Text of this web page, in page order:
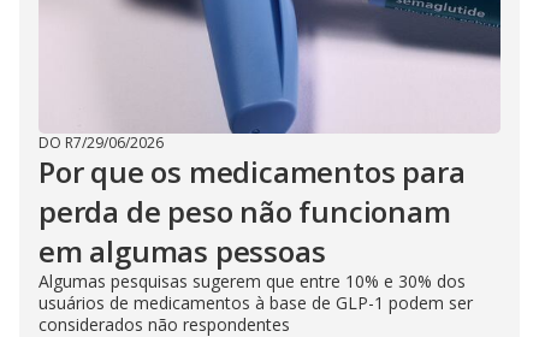
DO R7/29/06/2026
Por que os medicamentos para
perda de peso não funcionam
em algumas pessoas
Algumas pesquisas sugerem que entre 10% e 30% dos
usuários de medicamentos à base de GLP-1 podem ser
considerados não respondentes